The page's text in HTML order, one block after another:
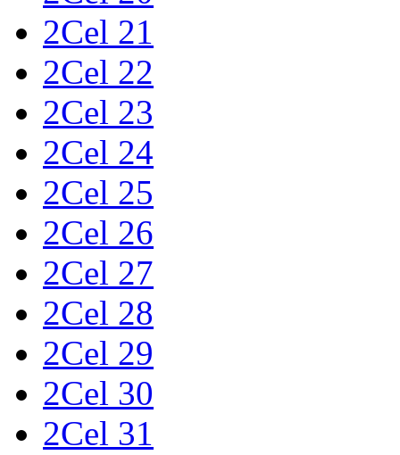
2Cel 21
2Cel 22
2Cel 23
2Cel 24
2Cel 25
2Cel 26
2Cel 27
2Cel 28
2Cel 29
2Cel 30
2Cel 31